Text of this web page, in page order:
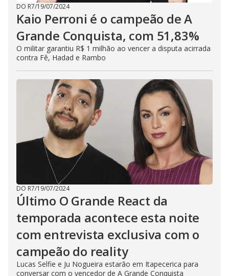
DO R7/19/07/2024
Kaio Perroni é o campeão de A
Grande Conquista, com 51,83%
O militar garantiu R$ 1 milhão ao vencer a disputa acirrada
contra Fê, Hadad e Rambo
DO R7/19/07/2024
Último O Grande React da
temporada acontece esta noite
com entrevista exclusiva com o
campeão do reality
Lucas Selfie e Ju Nogueira estarão em Itapecerica para
conversar com o vencedor de A Grande Conquista